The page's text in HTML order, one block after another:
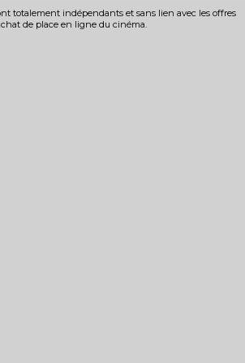
totalement indépendants et sans lien avec les offres
de place en ligne du cinéma.